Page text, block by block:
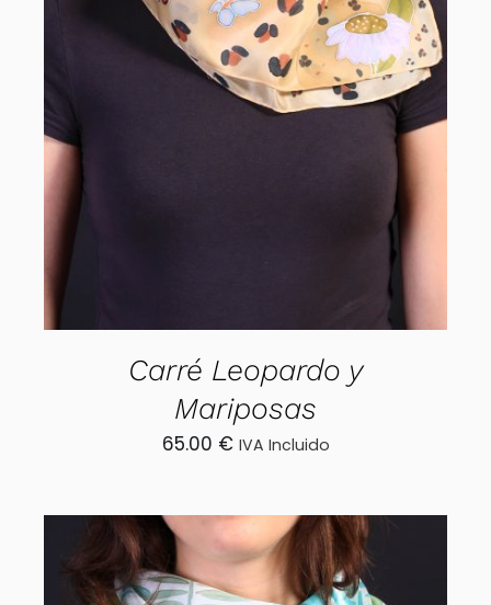
AÑADIR AL CARRITO / DETALLES
Carré Leopardo y
Mariposas
65.00 € IVA Incluido